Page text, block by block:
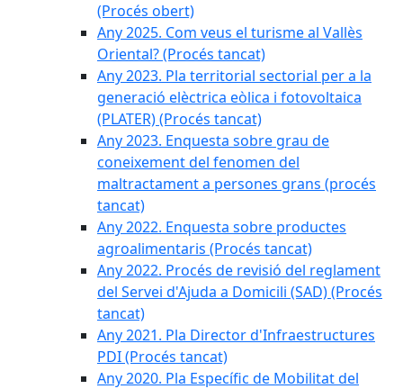
(Procés obert)
Any 2025. Com veus el turisme al Vallès
Oriental? (Procés tancat)
Any 2023. Pla territorial sectorial per a la
generació elèctrica eòlica i fotovoltaica
(PLATER) (Procés tancat)
Any 2023. Enquesta sobre grau de
coneixement del fenomen del
maltractament a persones grans (procés
tancat)
Any 2022. Enquesta sobre productes
agroalimentaris (Procés tancat)
Any 2022. Procés de revisió del reglament
del Servei d'Ajuda a Domicili (SAD) (Procés
tancat)
Any 2021. Pla Director d'Infraestructures
PDI (Procés tancat)
Any 2020. Pla Específic de Mobilitat del